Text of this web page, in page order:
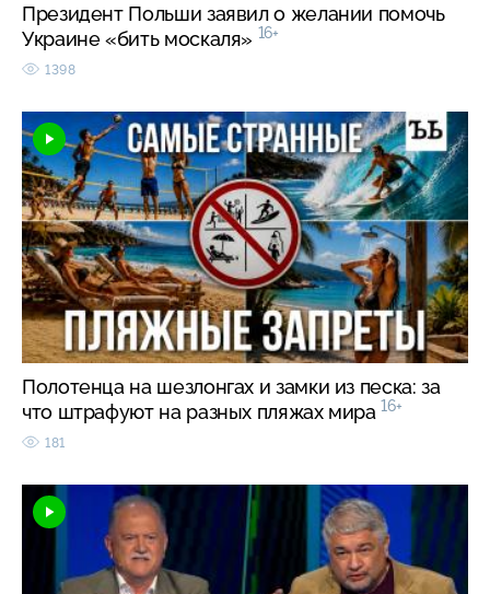
Президент Польши заявил о желании помочь
Украине «бить москаля» 16+
1398
Полотенца на шезлонгах и замки из песка: за
что штрафуют на разных пляжах мира 16+
181